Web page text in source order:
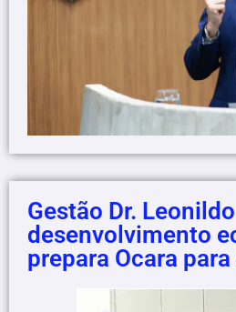
Gestão Dr.
desenvolvimento
prepara Ocara